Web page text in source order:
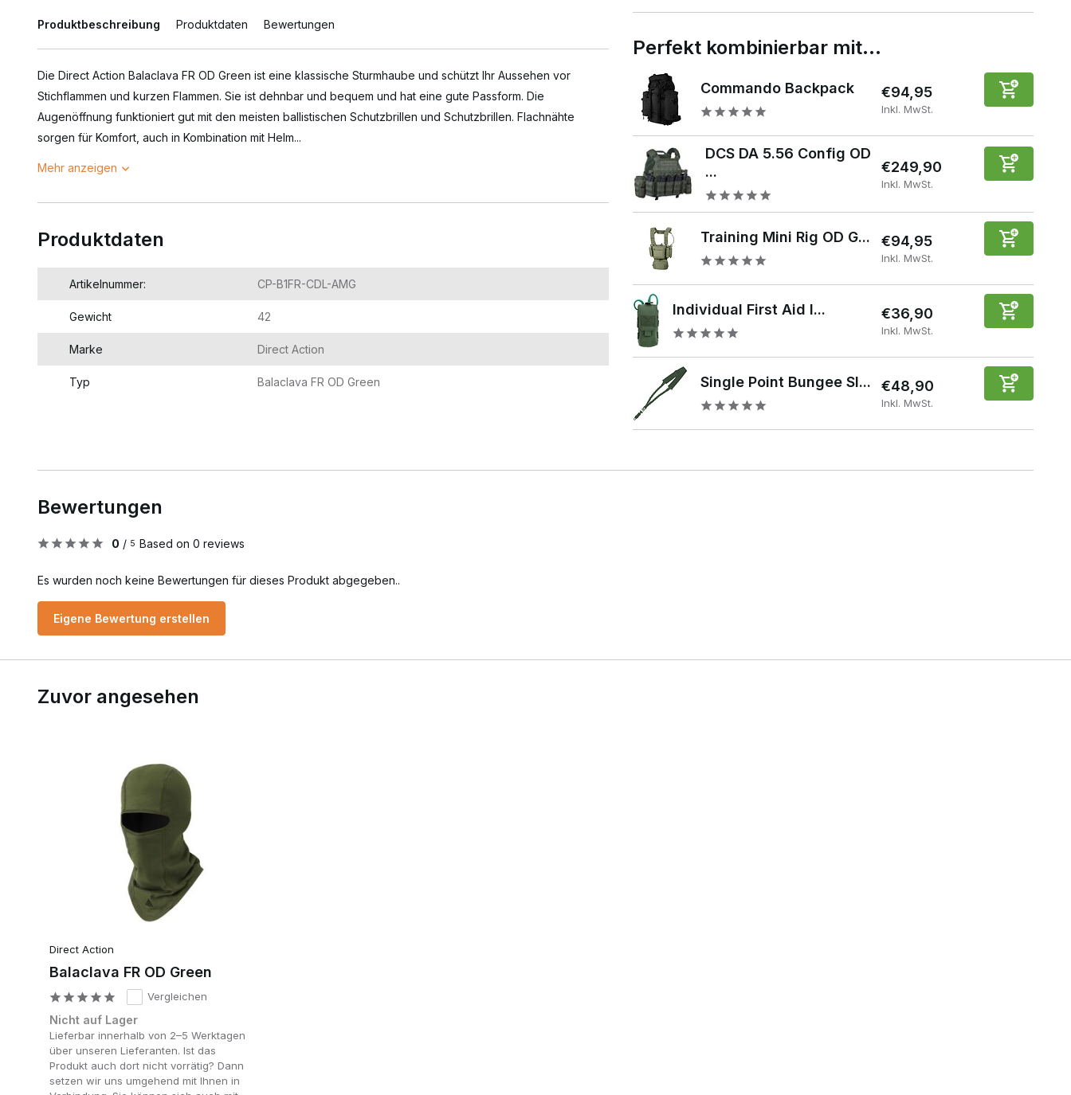
Produktbeschreibung Produktdaten Bewertungen
Die Direct Action Balaclava FR OD Green ist eine klassische Sturmhaube und schützt Ihr Aussehen vor
Stichflammen und kurzen Flammen. Sie ist dehnbar und bequem und hat eine gute Passform. Die
Augenöffnung funktioniert gut mit den meisten ballistischen Schutzbrillen und Schutzbrillen. Flachnähte
sorgen für Komfort, auch in Kombination mit Helm...
Mehr anzeigen
Produktdaten
Artikelnummer: CP-B1FR-CDL-AMG
Gewicht 42
Marke Direct Action
Typ Balaclava FR OD Green
Perfekt kombinierbar mit…
Commando Backpack €94,95
Inkl. MwSt.
DCS DA 5.56 Config OD
...
€249,90
Inkl. MwSt.
Training Mini Rig OD G... €94,95
Inkl. MwSt.
Individual First Aid I... €36,90
Inkl. MwSt.
Single Point Bungee Sl... €48,90
Inkl. MwSt.
Bewertungen
0 / 5 Based on 0 reviews
Es wurden noch keine Bewertungen für dieses Produkt abgegeben..
Eigene Bewertung erstellen
Zuvor angesehen
Direct Action
Balaclava FR OD Green
Vergleichen
Nicht auf Lager
Lieferbar innerhalb von 2–5 Werktagen
über unseren Lieferanten. Ist das
Produkt auch dort nicht vorrätig? Dann
setzen wir uns umgehend mit Ihnen in